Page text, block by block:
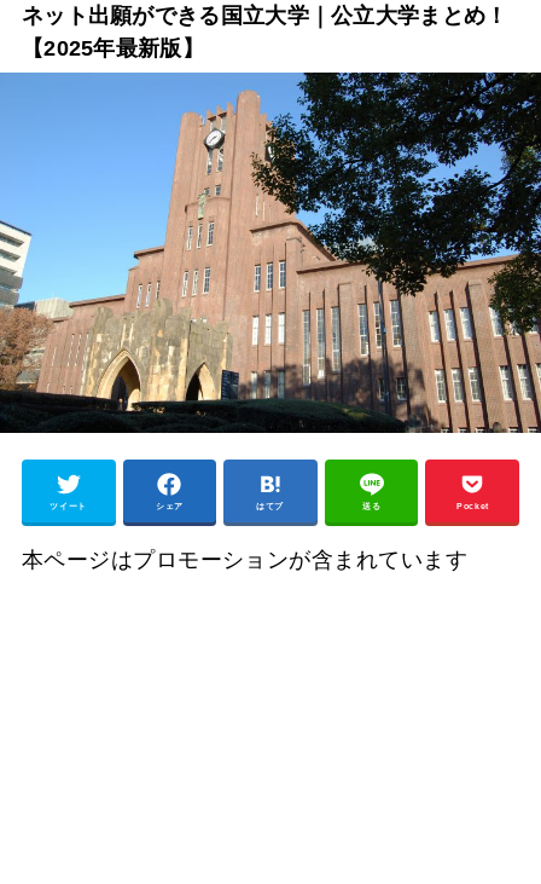
ネット出願ができる国立大学｜公立大学まとめ！
【2025年最新版】
ツイート シェア はてブ 送る Pocket
本ページはプロモーションが含まれています